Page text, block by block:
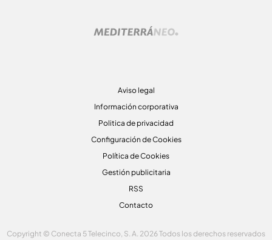
Aviso legal
Información corporativa
Politica de privacidad
Configuración de Cookies
Política de Cookies
Gestión publicitaria
RSS
Contacto
Copyright © Conecta 5 Telecinco, S. A. 2026 Todos los derechos reservados